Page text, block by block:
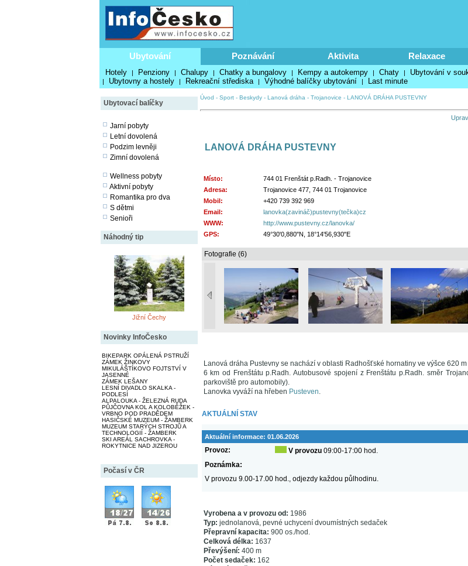
Ubytování Poznávání Aktivita Relaxace
Hotely | Penziony | Chalupy | Chatky a bungalovy | Kempy a autokempy | Chaty | Ubytování v
| Ubytovny a hostely | Rekreační střediska | Výhodné balíčky ubytování | Last minute
Ubytovací balíčky
Jarní pobyty
Letní dovolená
Podzim levněji
Zimní dovolená
Wellness pobyty
Aktivní pobyty
Romantika pro dva
S dětmi
Senioři
Náhodný tip
Jižní Čechy
Novinky InfoČesko
BIKEPARK OPÁLENÁ PSTRUŽÍ
ZÁMEK ŽINKOVY
MIKULÁŠTÍKOVO FOJTSTVÍ V
JASENNÉ
ZÁMEK LEŠANY
LESNÍ DIVADLO SKALKA -
PODLESÍ
ALPALOUKA - ŽELEZNÁ RUDA
PŮJČOVNA KOL A KOLOBĚŽEK -
VRBNO POD PRADĚDEM
HASIČSKÉ MUZEUM - ŽAMBERK
MUZEUM STARÝCH STROJŮ A
TECHNOLOGIÍ - ŽAMBERK
SKI AREÁL SACHROVKA -
ROKYTNICE NAD JIZEROU
Počasí v ČR
Úvod - Sport- Beskydy- Lanová dráha - Trojanovice - LANOVÁ DRÁHA PUSTEVNY
LANOVÁ DRÁHA PUSTEVNY
Místo:
744 01 Frenštát p.Radh. - Trojanovice
Adresa:
Trojanovice 477, 744 01 Trojanovice
Mobil:
+420 739 392 969
Email:
lanovka(zavináč)pustevny(tečka)cz
WWW:
http://www.pustevny.cz/lanovka/
GPS:
49°30'0,880"N, 18°14'56,930"E
Fotografie (6)
Lanová dráha Pustevny se nachází v oblasti Radhošťské hornatiny ve výšce 620
6 km od Frenštátu p.Radh. Autobusové spojení z Frenštátu p.Radh. směr
parkoviště pro automobily).
Lanovka vyváží na hřeben Pusteven.
AKTUÁLNÍ STAV
Aktuální informace: 01.06.2026
Provoz: V provozu09:00-17:00 hod.
Poznámka:
V provozu 9.00-17.00 hod., odjezdy každou půlhodinu.
Vyrobena a v provozu od: 1986
Typ: jednolanová, pevné uchycení dvoumístných sedaček
Přepravní kapacita: 900 os./hod.
Celková délka: 1637
Převýšení: 400 m
Počet sedaček: 162